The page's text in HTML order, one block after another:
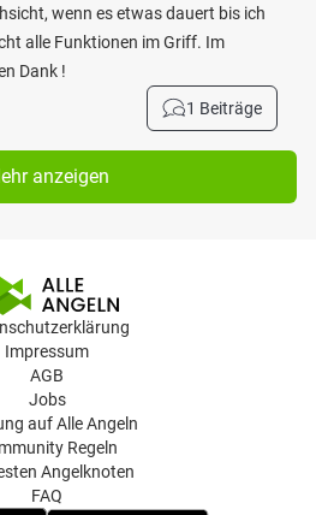
wenn es etwas dauert bis ich
alle Funktionen im Griff. Im
Dank !
1 Beiträge
anzeigen
Impressum
AGB
Jobs
auf Alle Angeln
Regeln
Angelknoten
FAQ